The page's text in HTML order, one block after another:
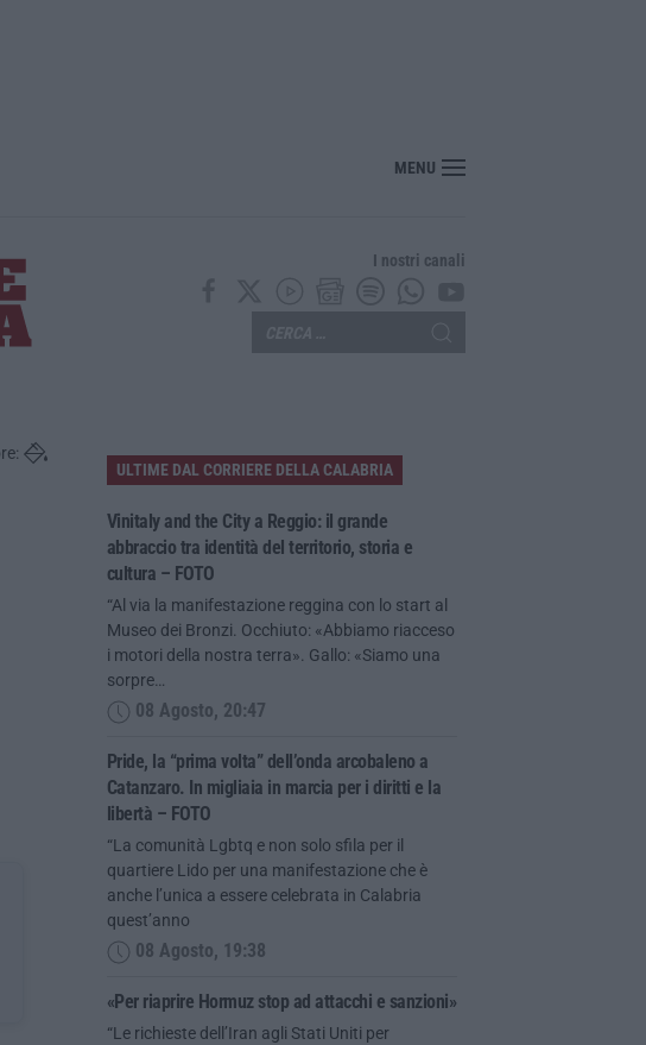
MENU
I nostri canali
ULTIME DAL CORRIERE DELLA CALABRIA
Vinitaly and the City a Reggio: il grande
abbraccio tra identità del territorio, storia e
cultura – FOTO
“Al via la manifestazione reggina con lo start al
Museo dei Bronzi. Occhiuto: «Abbiamo riacceso
i motori della nostra terra». Gallo: «Siamo una
sorpre…
08 Agosto, 20:47
Pride, la “prima volta” dell’onda arcobaleno a
Catanzaro. In migliaia in marcia per i diritti e la
libertà – FOTO
“La comunità Lgbtq e non solo sfila per il
quartiere Lido per una manifestazione che è
anche l’unica a essere celebrata in Calabria
quest’anno
08 Agosto, 19:38
«Per riaprire Hormuz stop ad attacchi e sanzioni»
“Le richieste dell’Iran agli Stati Uniti per